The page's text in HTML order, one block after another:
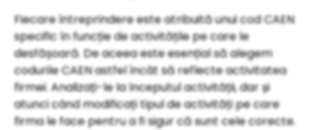
Fiecare întreprindere este atribuită unui cod CAEN
specific în funcție de activitățile pe care le
desfășoară. De aceea este esențial să alegem
codurile CAEN astfel încât să reflecte activitatea
firmei. Analizați-le la începutul activității, dar și
atunci când modificați tipul de activități pe care
firma le face pentru a fi sigur că sunt cele corecte.